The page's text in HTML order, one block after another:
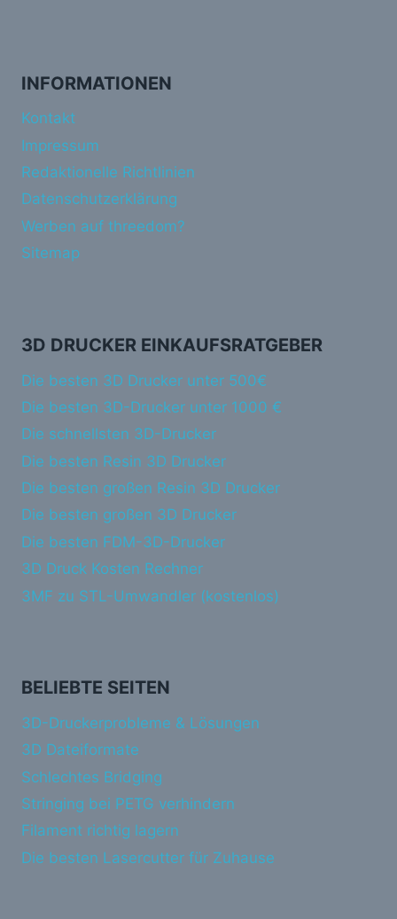
INFORMATIONEN
Kontakt
Impressum
Redaktionelle Richtlinien
Datenschutzerklärung
Werben auf threedom?
Sitemap
3D DRUCKER EINKAUFSRATGEBER
Die besten 3D Drucker unter 500€
Die besten 3D-Drucker unter 1000 €
Die schnellsten 3D-Drucker
Die besten Resin 3D Drucker
Die besten großen Resin 3D Drucker
Die besten großen 3D Drucker
Die besten FDM-3D-Drucker
3D Druck Kosten Rechner
3MF zu STL-Umwandler (kostenlos)
BELIEBTE SEITEN
3D-Druckerprobleme & Lösungen
3D Dateiformate
Schlechtes Bridging
Stringing bei PETG verhindern
Filament richtig lagern
Die besten Lasercutter für Zuhause